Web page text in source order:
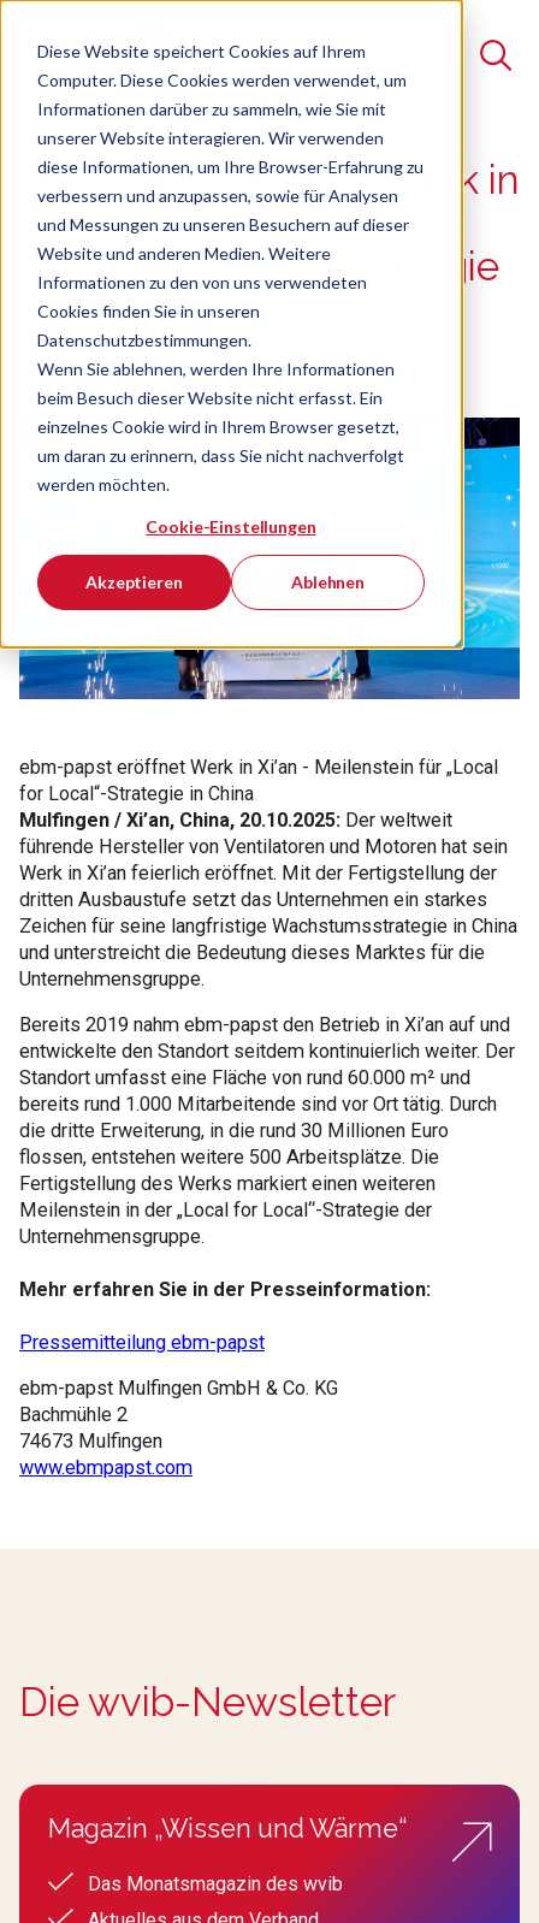
Diese Website speichert Cookies auf Ihrem
Computer. Diese Cookies werden verwendet, um
Informationen darüber zu sammeln, wie Sie mit
unserer Website interagieren. Wir verwenden
diese Informationen, um Ihre Browser-Erfahrung zu
verbessern und anzupassen, sowie für Analysen
und Messungen zu unseren Besuchern auf dieser
Website und anderen Medien. Weitere
Informationen zu den von uns verwendeten
Cookies finden Sie in unseren
Datenschutzbestimmungen.
Wenn Sie ablehnen, werden Ihre Informationen
beim Besuch dieser Website nicht erfasst. Ein
einzelnes Cookie wird in Ihrem Browser gesetzt,
um daran zu erinnern, dass Sie nicht nachverfolgt
werden möchten.
Cookie-Einstellungen
Akzeptieren Ablehnen
Suche
Es gibt keine Vorschläge, da das Suchfeld leer ist.
ebm-papst eröffnet Werk in
Xi’an - Meilenstein für
„Local for Local“-Strategie
in China
21.10.2025
ebm-papst eröffnet Werk in Xi’an - Meilenstein für „Local
for Local“-Strategie in China
Mulfingen / Xi’an, China, 20.10.2025: Der weltweit
führende Hersteller von Ventilatoren und Motoren hat sein
Werk in Xi’an feierlich eröffnet. Mit der Fertigstellung der
dritten Ausbaustufe setzt das Unternehmen ein starkes
Zeichen für seine langfristige Wachstumsstrategie in China
und unterstreicht die Bedeutung dieses Marktes für die
Unternehmensgruppe.
Bereits 2019 nahm ebm-papst den Betrieb in Xi’an auf und
entwickelte den Standort seitdem kontinuierlich weiter. Der
Standort umfasst eine Fläche von rund 60.000 m² und
bereits rund 1.000 Mitarbeitende sind vor Ort tätig. Durch
die dritte Erweiterung, in die rund 30 Millionen Euro
flossen, entstehen weitere 500 Arbeitsplätze. Die
Fertigstellung des Werks markiert einen weiteren
Meilenstein in der „Local for Local“-Strategie der
Unternehmensgruppe.
Mehr erfahren Sie in der Presseinformation:
Pressemitteilung ebm-papst
ebm-papst Mulfingen GmbH & Co. KG
Bachmühle 2
74673 Mulfingen
www.ebmpapst.com
Die wvib-Newsletter
Magazin „Wissen und Wärme“
Das Monatsmagazin des wvib